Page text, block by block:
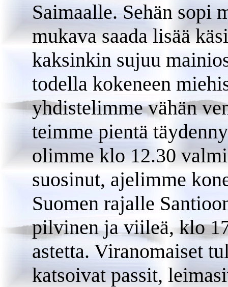
Saimaalle. Sehän sopi
mukava saada lisää
kaksinkin sujuu
todella kokeneen
yhdistelimme vähän
teimme pientä
olimme klo 12.30
suosinut, ajelimme
Suomen rajalle
pilvinen ja viileä, klo
astetta. Viranomaiset
katsoivat passit,